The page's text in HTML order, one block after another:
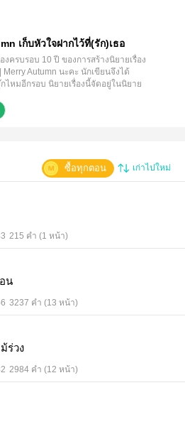
เก็บหัวใจฝากไว้ที่(รัก)เธอ
งครบรอบ 10 ปี ของการสร้างนิยายเรื่อง
Merry Autumn นะคะ นักเขียนจึงได้
ไหมอีกรอบ นิยายเรื่องนี้จัดอยู่ในนิยาย
จบในตัวเอง สามารถอ่านแยกได้ค่ะ -----
ผูกมัด ส่วนผมอยู่ในระยะทำใจ เราไม่
เก่าไปใหม่
ซื้อทุกตอน
215 คำ (1 หน้า)
น
3237 คำ (13 หน้า)
ร่วง
2984 คำ (12 หน้า)